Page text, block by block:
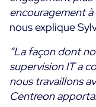
encouragement
nous explique
“La façon dont
supervision IT a
nous travaillons
Centreon